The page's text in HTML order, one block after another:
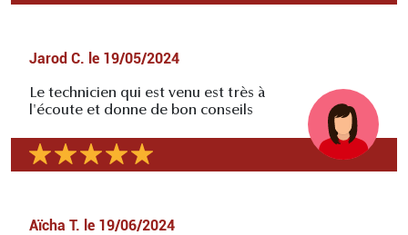
Jarod C. le 19/05/2024
Le technicien qui est venu est très à
l'écoute et donne de bon conseils
Aïcha T. le 19/06/2024